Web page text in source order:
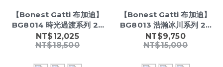
【Bonest Gatti 布加迪】
BG8014 時光過渡系列 22
顆寶石軸承 雙面鏤空 玑鏤太
陽紋理工藝錶盤 機械手錶(附
NT$12,025
NT$18,500
【Bonest Gatti 布加迪】
BG8013 浩瀚冰川系列 20
顆寶石軸承 鏤空背蓋 冰裂漸
變玑鏤紋理工藝錶盤 機械手
NT$9,750
NT$15,000